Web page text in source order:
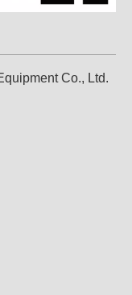
Co., Ltd.